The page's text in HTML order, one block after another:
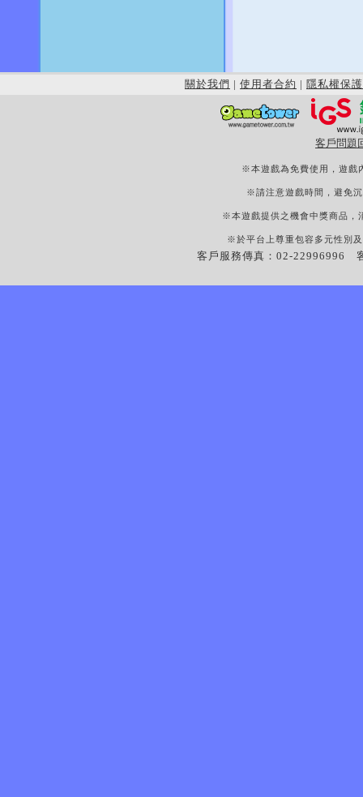
關於我們 | 使用者合約 | 隱私權保護
客戶問題
※本遊戲為免費使用，遊戲
※請注意遊戲時間，避免
※本遊戲提供之機會中獎商品，
※於平台上尊重包容多元性別
客戶服務傳真：02-22996996